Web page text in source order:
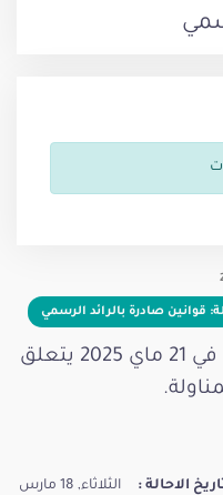
قوانين صادرة بالرائد الرسمي
قانون عدد 9 لسنة 2025 مؤرخ في 21 ماي 2025 يتعلق
الاحالة :
الثلاثاء, 18 مارس